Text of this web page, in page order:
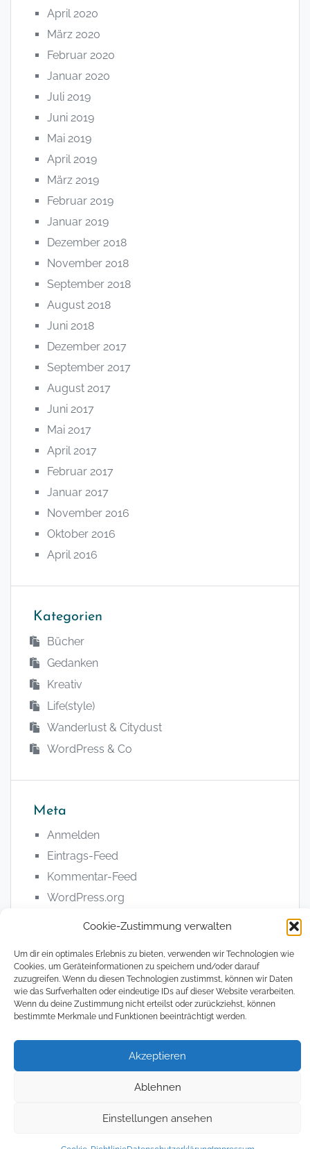
Cookie-Zustimmung verwalten
Um dir ein optimales Erlebnis zu bieten, verwenden wir Technologien wie
Cookies, um Geräteinformationen zu speichern und/oder darauf
zuzugreifen. Wenn du diesen Technologien zustimmst, können wir Daten
wie das Surfverhalten oder eindeutige IDs auf dieser Website verarbeiten.
Wenn du deine Zustimmung nicht erteilst oder zurückziehst, können
bestimmte Merkmale und Funktionen beeinträchtigt werden.
Akzeptieren
Ablehnen
Einstellungen ansehen
April 2020
März 2020
Februar 2020
Januar 2020
Juli 2019
Juni 2019
Mai 2019
April 2019
März 2019
Februar 2019
Januar 2019
Dezember 2018
November 2018
September 2018
August 2018
Juni 2018
Dezember 2017
September 2017
August 2017
Juni 2017
Mai 2017
April 2017
Februar 2017
Januar 2017
November 2016
Oktober 2016
April 2016
Kategorien
Bücher
Gedanken
Kreativ
Life(style)
Wanderlust & Citydust
WordPress & Co
Meta
Anmelden
Eintrags-Feed
Kommentar-Feed
WordPress.org
© 2008 - 2026, The Magical Digital Nomad
Datenschutzerklärung Impressum